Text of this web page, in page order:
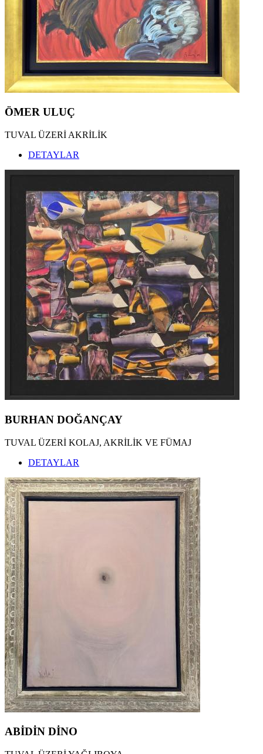
ÖMER ULUÇ
TUVAL ÜZERİ AKRİLİK
DETAYLAR
BURHAN DOĞANÇAY
TUVAL ÜZERİ KOLAJ, AKRİLİK VE FÜMAJ
DETAYLAR
ABİDİN DİNO